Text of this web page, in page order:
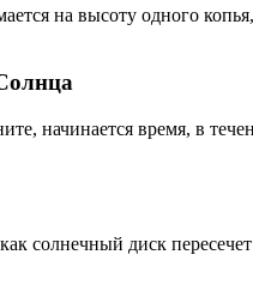
на высоту одного
начинается время, в
солнечный диск